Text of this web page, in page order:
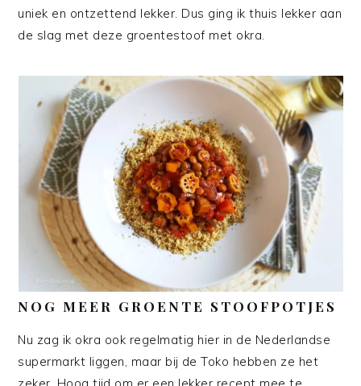
uniek en ontzettend lekker. Dus ging ik thuis lekker aan
de slag met deze groentestoof met okra.
NOG MEER GROENTE STOOFPOTJES
Nu zag ik okra ook regelmatig hier in de Nederlandse
supermarkt liggen, maar bij de Toko hebben ze het